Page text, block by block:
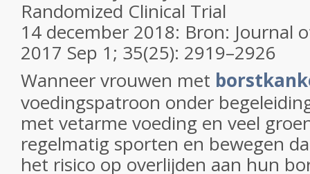
Randomized Clinical Trial
14 december 2018: Bron: Journal
2017 Sep 1; 35(25): 2919–2926
Wanneer vrouwen met
voedingspatroon onder
met vetarme voeding en veel
regelmatig sporten en bewegen
het risico op overlijden aan hun